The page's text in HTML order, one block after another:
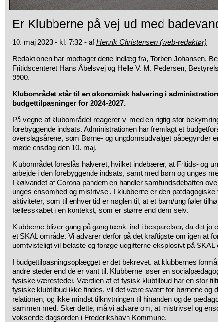
Er Klubberne på vej ud med
10. maj 2023 - kl. 7:32 - afHenrik Christensen (web-redaktør)
Redaktionen har modtaget dette indlæg fra, Torben Johansen,
Fritidscenteret Hans Åbelsvej og Helle V. M. Pedersen,
9900.
Klubområdet står til en økonomisk halvering i
budgettilpasninger for 2024-2027.
På vegne af klubområdet reagerer vi med en rigtig stor
forebyggende indsats. Administrationen har fremlagt et
overslagsårene, som Børne- og ungdomsudvalget påbegynder
møde onsdag den 10. maj.
Klubområdet foreslås halveret, hvilket indebærer, at Fritids- og
arbejde i den forebyggende indsats, samt med børn og unges
I kølvandet af Corona pandemien handler samfundsdebatten
unges ensomhed og mistrivsel. I klubberne er den
aktiviteter, som til enhver tid er nøglen til, at et barn/ung føler
fællesskabet i en kontekst, som er større end dem selv.
Klubberne bliver gang på gang tænkt ind i besparelser, da det jo
et SKAL område. Vi advarer derfor på det kraftigste om igen at
uomtvisteligt vil belaste og forøge udgifterne eksplosivt på SKAL
I budgettilpasningsoplægget er det bekrevet, at klubbernes
andre steder end de er vant til. Klubberne løser en
fysiske væresteder. Værdien af et fysisk klubtilbud har en stor
fysiske klubtilbud ikke findes, vil det være svært for børnene og
relationen, og ikke mindst tilknytningen til hinanden og de
sammen med. Sker dette, må vi advare om, at mistrivsel og
voksende dagsorden i Frederikshavn Kommune.